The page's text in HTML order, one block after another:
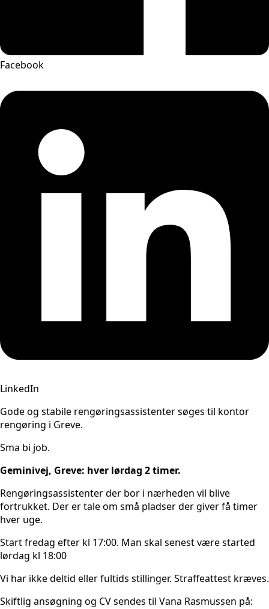
Facebook
LinkedIn
Gode og stabile rengøringsassistenter søges til kontor
rengøring i Greve.
Sma bi job.
Geminivej, Greve: hver lørdag 2 timer.
Rengøringsassistenter der bor i nærheden vil blive
fortrukket. Der er tale om små pladser der giver få timer
hver uge.
Start fredag efter kl 17:00. Man skal senest være started
lørdag kl 18:00
Vi har ikke deltid eller fultids stillinger. Straffeattest kræves.
Skiftlig ansøgning og CV sendes til Vana Rasmussen på: